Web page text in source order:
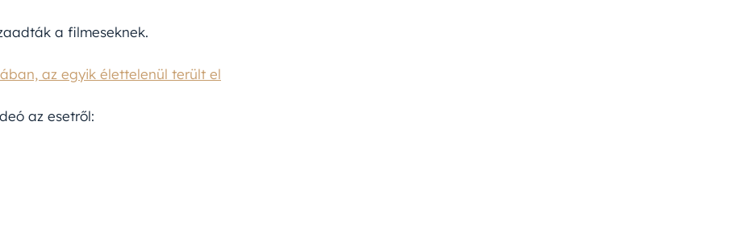
a filmeseknek.
az egyik élettelenül terült el
az esetről: